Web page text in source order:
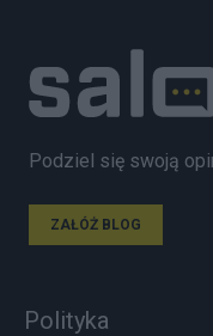
Podziel się swoją
ZAŁÓŻ BLOG
Polityka